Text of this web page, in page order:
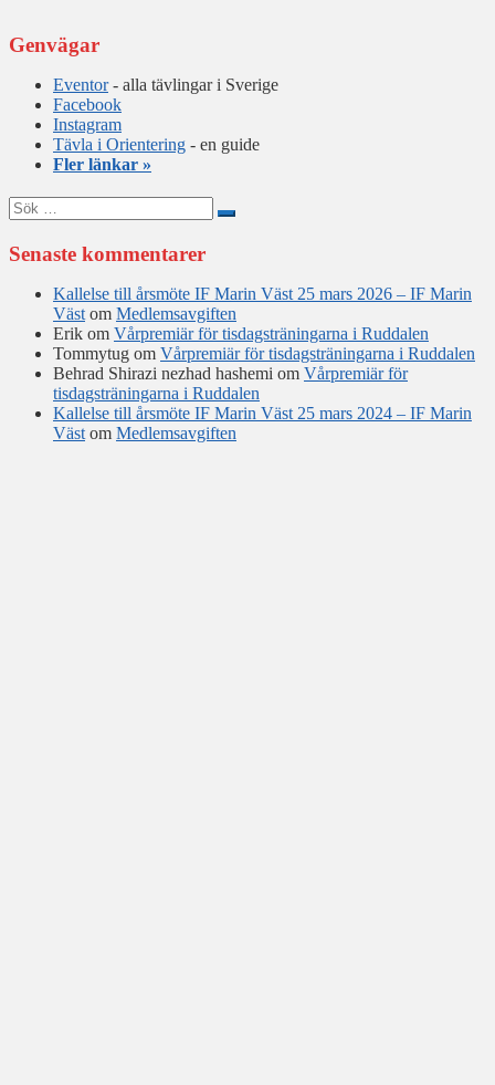
Genvägar
Eventor- alla tävlingar i Sverige
Facebook
Instagram
Tävla i Orientering - en guide
Fler länkar »
Sök
efter:
Senaste kommentarer
Kallelse till årsmöte IF Marin Väst 25 mars 2026 – IF Marin
Väst om Medlemsavgiften
Erik om Vårpremiär för tisdagsträningarna i Ruddalen
Tommytug om Vårpremiär för tisdagsträningarna i Ruddalen
Behrad Shirazi nezhad hashemi om Vårpremiär för
tisdagsträningarna i Ruddalen
Kallelse till årsmöte IF Marin Väst 25 mars 2024 – IF Marin
Väst om Medlemsavgiften